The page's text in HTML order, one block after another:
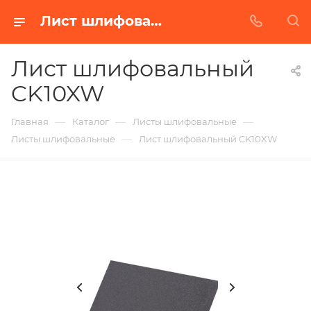
Лист шлифовальный CK10XW в Белгороде | Купить по недорогой цене от Абразивного Завода
Лист шлифовальный
CK10XW
Главная — Каталог — Листы шлифовальные —
Листы шлифовальные — Лист шлифовальный CK10XW